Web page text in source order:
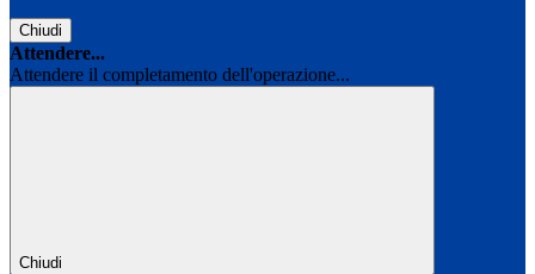
Chiudi
Attendere...
Attendere il completamento dell'operazione...
Chiudi